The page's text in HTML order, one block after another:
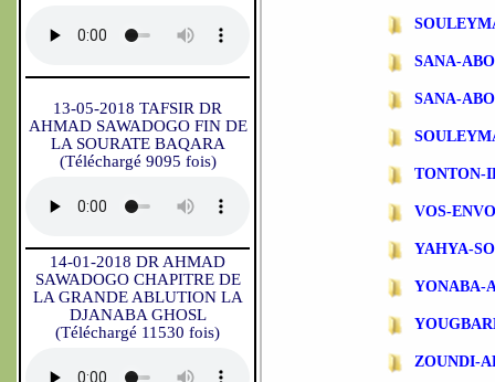
13-05-2018 TAFSIR DR
AHMAD SAWADOGO FIN DE
LA SOURATE BAQARA
(Téléchargé 9095 fois)
14-01-2018 DR AHMAD
SAWADOGO CHAPITRE DE
LA GRANDE ABLUTION LA
DJANABA GHOSL
(Téléchargé 11530 fois)
SANA-
SANA-
TONTON-
VOS-
YAHYA-
YONABA-
ZOUNDI-